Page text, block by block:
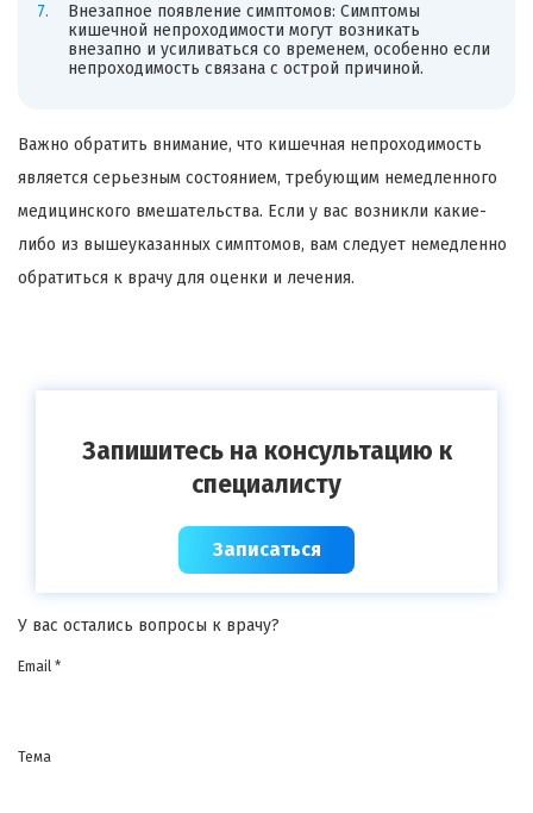
Внезапное появление симптомов: Симптомы
кишечной непроходимости могут возникать
внезапно и усиливаться со временем, особенно если
непроходимость связана с острой причиной.
Важно обратить внимание, что кишечная непроходимость
является серьезным состоянием, требующим немедленного
медицинского вмешательства. Если у вас возникли какие-
либо из вышеуказанных симптомов, вам следует немедленно
обратиться к врачу для оценки и лечения.
Запишитесь на консультацию к
специалисту
Записаться
У вас остались вопросы к врачу?
Email *
Тема